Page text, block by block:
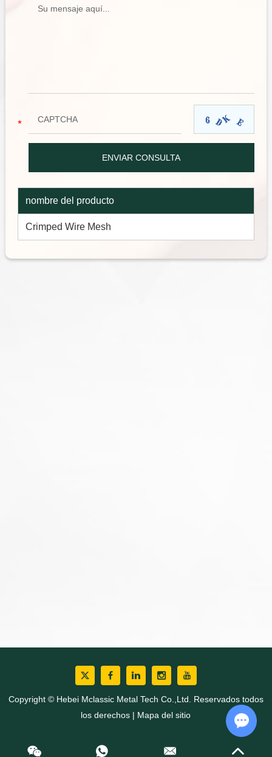
nombre del producto
Crimped Wire Mesh
Copyright © Hebei Mclassic Metal Tech Co.,Ltd. Reservados todos
los derechos | Mapa del sitio